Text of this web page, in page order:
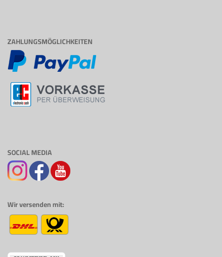
ZAHLUNGSMÖGLICHKEITEN
SOCIAL MEDIA
Wir versenden mit: